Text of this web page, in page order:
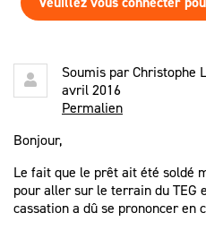
Soumis parChristophe
avril 2016
Permalien
Bonjour,
Le fait que le prêt ait été soldé
pour aller sur le terrain du TEG
cassation a dû se prononcer en